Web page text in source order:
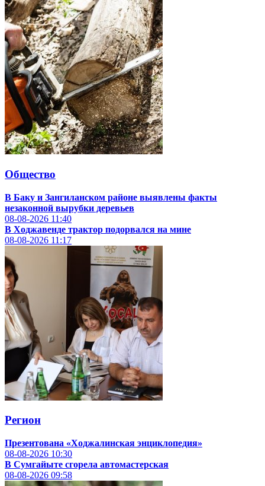
Общество
В Баку и Зангиланском районе выявлены факты
незаконной вырубки деревьев
08-08-2026 11:40
В Ходжавенде трактор подорвался на мине
08-08-2026 11:17
Регион
Презентована «Ходжалинская энциклопедия»
08-08-2026 10:30
В Сумгайыте сгорела автомастерская
08-08-2026 09:58